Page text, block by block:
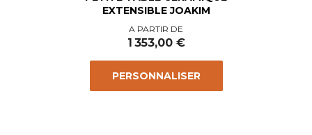
EXTENSIBLE JOAKIM
Prix
A PARTIR DE
1 353,00 €
PERSONNALISER